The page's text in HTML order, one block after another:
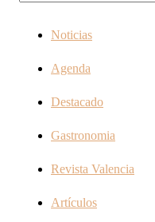
Noticias
Agenda
Destacado
Gastronomia
Revista Valencia
Artículos